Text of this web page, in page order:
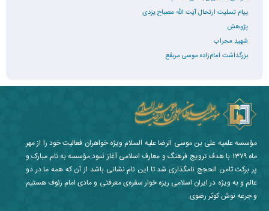
پیام تسلیت ارتحال آیت الله مصباح یزدی
پژوهش
شهید محراب
بزرگداشت امام‌زاده موسی مربقع
مؤسسه علمیه علی بن موسی الرضا علیه السلام ویژه خواهران فعالیت خود را از مهر
ماه ۱۳۷۹ با هدف ترویج فرهنگ و معارف اسلامی آغاز نمود.مؤسسه به نام مبارک و
پر برکت ثامن الحجج نامگذاری شد تا این نام نشانی باشد از آن که همه ما در دو
عالم و به ویژه در ایران اسلامی ریزه خوار سفره‌ی معرفتی و مادی امام رئوف هستیم
و جرعه نوش کوثر رضوی.